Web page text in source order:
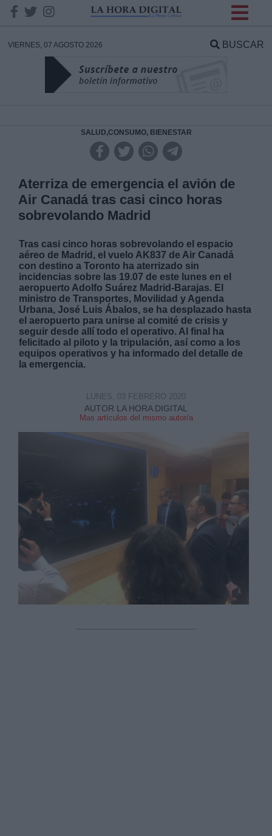
VIERNES, 07 AGOSTO 2026 BUSCAR
SALUD,CONSUMO, BIENESTAR
Aterriza de emergencia el avión de
Air Canadá tras casi cinco horas
sobrevolando Madrid
Tras casi cinco horas sobrevolando el espacio
aéreo de Madrid, e l vuelo AK837 de Air Canadá
con destino a Toronto ha aterrizado sin
incidencias sobre las 19.07 de este lunes en el
aeropuerto Adolfo Suárez Madrid-Barajas. El
ministro de Transportes, Movilidad y Agenda
Urbana, José Luis Ábalos, se ha desplazado hasta
el aeropuerto para unirse al comité de crisis y
seguir desde allí todo el operativo. Al final ha
felicitado al piloto y la tripulación, así como a los
equipos operativos y ha informado del detalle de
la emergencia.
AUTOR LA HORA DIGITAL
Mas artículos del mismo autor/a
LUNES, 03 FEBRERO 2020
DATOS
Responsable:
Legitimación:
Destinatarios:
Derechos: